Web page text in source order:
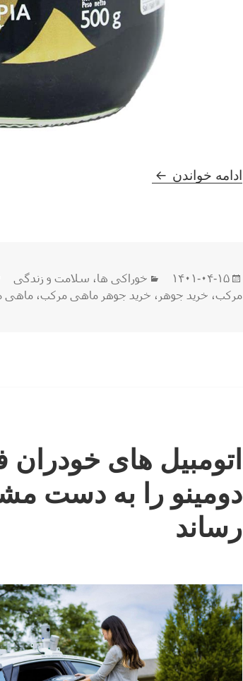
ادامه خواندن آشنایی با جوهر ماهی مرکب
ارسال
شده
۱۴۰۱-۰۴-۱۵ دسته‌ها
خوراکی ها، سلامت و زندگی
مرکب، خرید جوهر ، خرید جوهر ماهی مرکب،ماهی
اتومبیل های خودران
دومینو را به دست
رساند